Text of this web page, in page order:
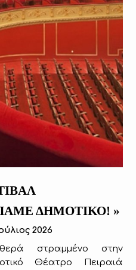
ΔΗΜΟΤΙΚΟ! »
2026
στραμμένο στην
Θέατρο Πειραιά